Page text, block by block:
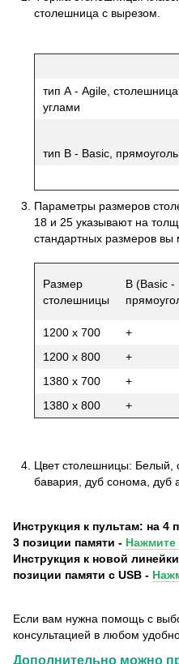
столешница с вырезом.
тип А - Agile,
углами
тип В - Basic,
Параметры размеров
18 и 25 указывают на
стандартных размеров
Размер
столешницы
B (Basic -
1200 х 700
+
1200 х 800
+
1380 х 700
+
1380 х 800
+
Цвет столешницы: Белый,
бавария, дуб сонома, дуб
Инструкция к пультам: на 4
3 позиции памяти - Нажмите
Инструкция к новой
позиции памяти с USB -
Если вам нужна помощь с
консультацией в любом
Дополнительно можно